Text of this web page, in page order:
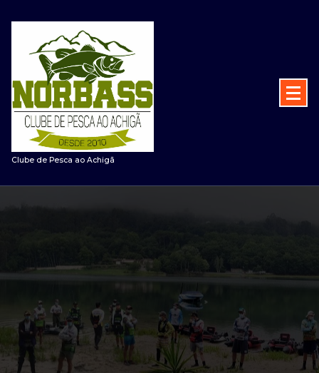
para
conteúdo
Clube de Pesca ao Achigã